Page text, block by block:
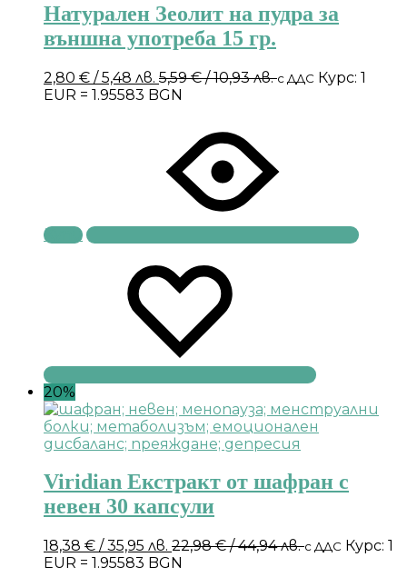
Натурален Зеолит на пудра за
външна употреба 15 гр.
2,80 € / 5,48 лв. 5,59€/ 10,93 лв.с ДДС Курс: 1
EUR = 1.95583 BGN
Купи
20%
Viridian Екстракт от шафран с
невен 30 капсули
18,38 € / 35,95 лв. 22,98€/ 44,94 лв.с ДДС Курс: 1
EUR = 1.95583 BGN